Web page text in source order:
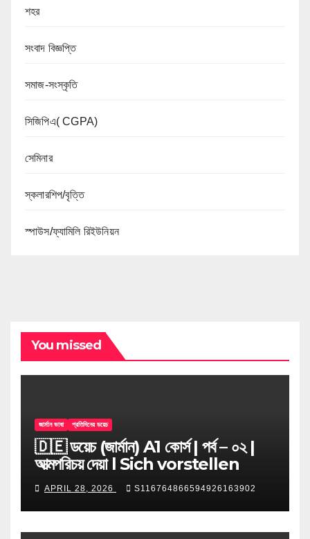
শহর
সংবাদ বিজ্ঞপ্তি
সমাজ-সংস্কৃতি
সিজিপিএ( CGPA)
সেমিনার
স্কলারশিপ/বৃত্তি
স্পাউস/ফ্যামিলি রিইউনিয়ন
You missed
জার্মান ভাষা প্রতিদিনের ডয়েচ
🇩🇪 ডয়েচ (জার্মান) A1 কোর্স | পর্ব – ০২ |
আত্মপরিচয় দেয়া l Sich vorstellen
APRIL 28, 2026 S116764866594926163902